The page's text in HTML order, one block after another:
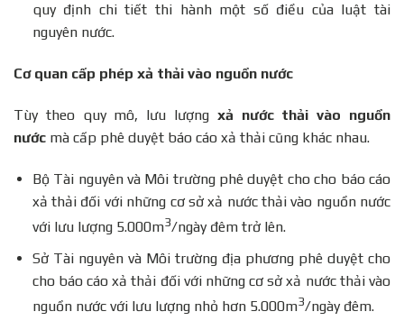
quy định chi tiết thi hành một số điều của luật tài
nguyên nước.
Cơ quan cấp phép xả thải vào nguồn nước
Tùy theo quy mô, lưu lượng xả nước thải vào nguồn
nước mà cấp phê duyệt báo cáo xả thải cũng khác nhau.
Bộ Tài nguyên và Môi trường phê duyệt cho cho báo cáo
xả thải đối với những cơ sở xả nước thải vào nguồn nước
với lưu lượng 5.000m3/ngày đêm trở lên.
Sở Tài nguyên và Môi trường địa phương phê duyệt cho
cho báo cáo xả thải đối với những cơ sở xả nước thải vào
nguồn nước với lưu lượng nhỏ hơn 5.000m3/ngày đêm.